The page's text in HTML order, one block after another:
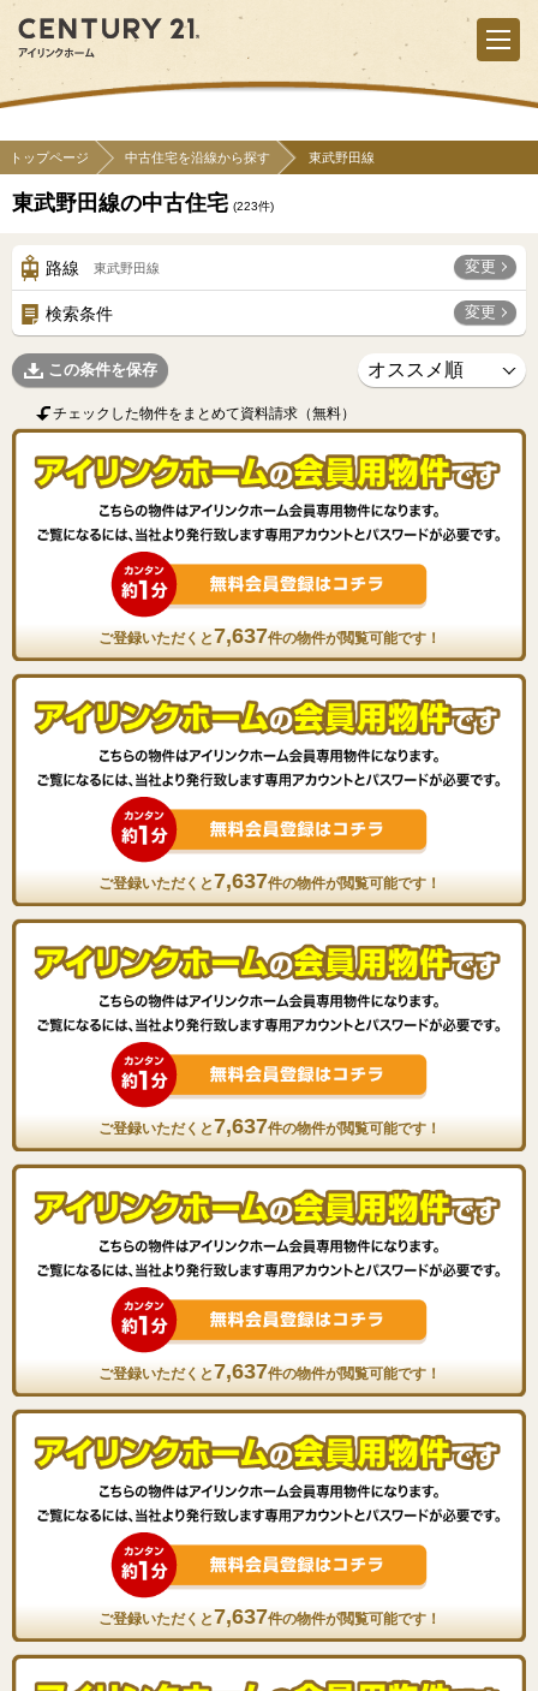
トップページ 中古住宅を沿線から探す 東武野田線
東武野田線の中古住宅 (223件)
路線 東武野田線 変更
検索条件 変更
この条件を保存
チェックした物件をまとめて資料請求（無料）
ご登録いただくと7,637件の物件が閲覧可能です！
ご登録いただくと7,637件の物件が閲覧可能です！
ご登録いただくと7,637件の物件が閲覧可能です！
ご登録いただくと7,637件の物件が閲覧可能です！
ご登録いただくと7,637件の物件が閲覧可能です！